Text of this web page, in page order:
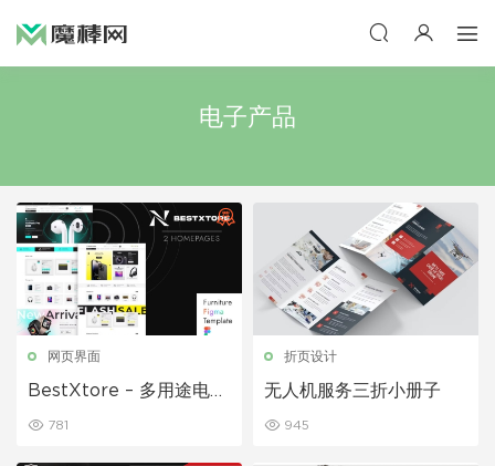
电子产品
网页界面
BestXtore – 多用途电子
781
折页设计
无人机服务三折小册子
945